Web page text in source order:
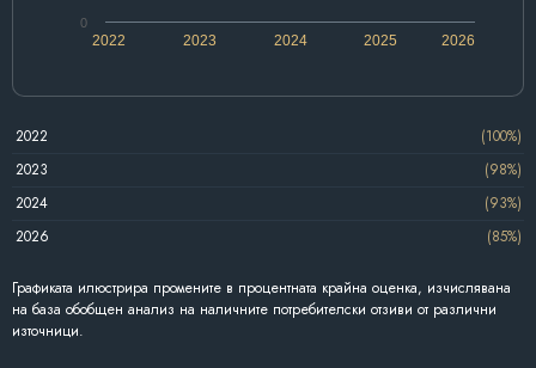
2022 2024 2026
2023 2025
0
2022
(100%)
2023
(98%)
2024
(93%)
2026
(85%)
Графиката илюстрира промените в процентната крайна оценка, изчислявана
на база обобщен анализ на наличните потребителски отзиви от различни
източници.